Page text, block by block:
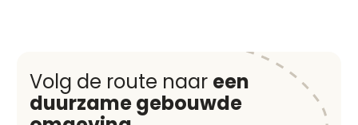
Volg de route naar een
duurzame gebouwde